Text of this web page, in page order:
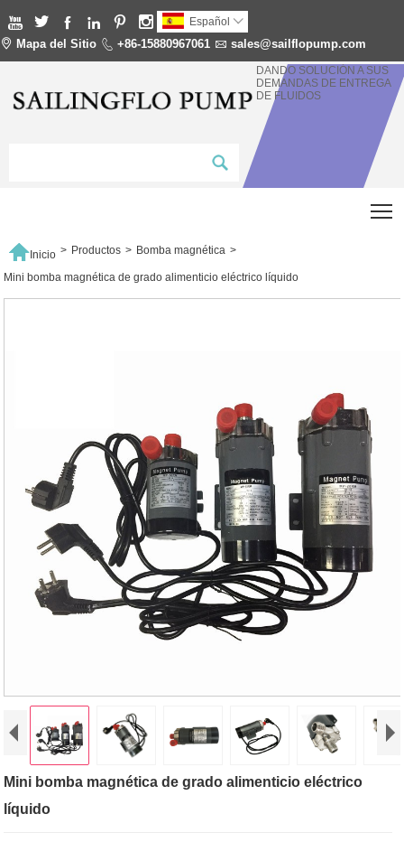
      Español 
 Mapa del Sitio  +86-15880967061  sales@sailflopump.com
DANDO SOLUCIÓN A SUS
DEMANDAS DE ENTREGA
DE FLUIDOS
Inicio > Productos > Bomba magnética >
Mini bomba magnética de grado alimenticio eléctrico líquido
Mini bomba magnética de grado alimenticio eléctrico
líquido